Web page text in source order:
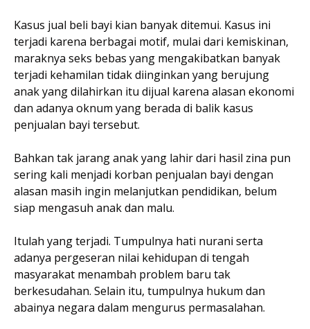
Kasus jual beli bayi kian banyak ditemui. Kasus ini
terjadi karena berbagai motif, mulai dari kemiskinan,
maraknya seks bebas yang mengakibatkan banyak
terjadi kehamilan tidak diinginkan yang berujung
anak yang dilahirkan itu dijual karena alasan ekonomi
dan adanya oknum yang berada di balik kasus
penjualan bayi tersebut.
Bahkan tak jarang anak yang lahir dari hasil zina pun
sering kali menjadi korban penjualan bayi dengan
alasan masih ingin melanjutkan pendidikan, belum
siap mengasuh anak dan malu.
Itulah yang terjadi. Tumpulnya hati nurani serta
adanya pergeseran nilai kehidupan di tengah
masyarakat menambah problem baru tak
berkesudahan. Selain itu, tumpulnya hukum dan
abainya negara dalam mengurus permasalahan.